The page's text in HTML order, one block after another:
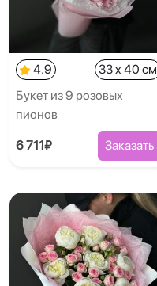
4.9
33 x 40 см
Букет из 9 розовых
пионов
6 711₽ Заказать